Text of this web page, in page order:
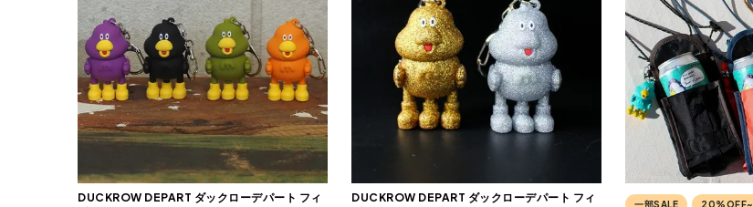
DUCKROW DEPART ダックローデパート フィ
DUCKROW DEPART ダックローデパート フィ
一部SALE 20%OFF~